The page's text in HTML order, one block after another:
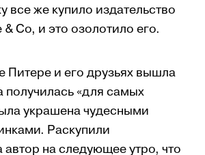
все же купило издательство
Co, и это озолотило его.
Питере и его друзьях вышла
получилась «для самых
украшена чудесными
Раскупили
автор на следующее утро, что